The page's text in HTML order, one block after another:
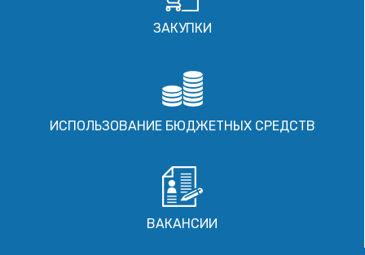
ЗАКУПКИ
ИСПОЛЬЗОВАНИЕ БЮДЖЕТНЫХ СРЕДСТВ
ВАКАНСИИ